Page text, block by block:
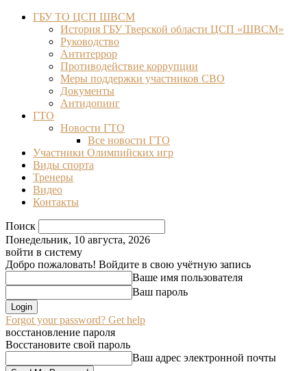
ГБУ ТО ЦСП ШВСМ
История ГБУ Тверской области ЦСП «ШВСМ»
Руководство
Антитеррор
Противодействие коррупции
Меры поддержки участников СВО
Документы
Антидопинг
ГТО
Новости ГТО
Все новости ГТО
Участники Олимпийских игр
Виды спорта
Тренеры
Видео
Контакты
Поиск
Понедельник, 10 августа, 2026
войти в систему
Добро пожаловать! Войдите в свою учётную запись
Ваше имя пользователя
Ваш пароль
Forgot your password? Get help
восстановление пароля
Восстановите свой пароль
Ваш адрес электронной почты